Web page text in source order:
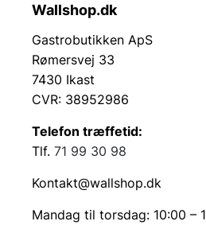
Wallshop.dk
Gastrobutikken ApS
Rømersvej 33
7430 Ikast
CVR: 38952986
Telefon træffetid:
Tlf. 71 99 30 98
Kontakt@wallshop.dk
Mandag til torsdag: 10:00 –